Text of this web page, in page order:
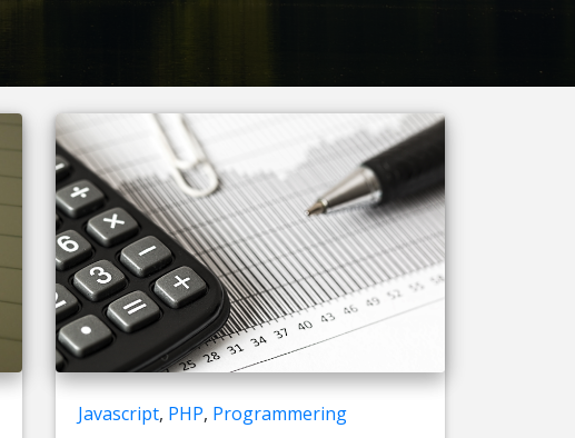
Javascript, PHP, Programmering